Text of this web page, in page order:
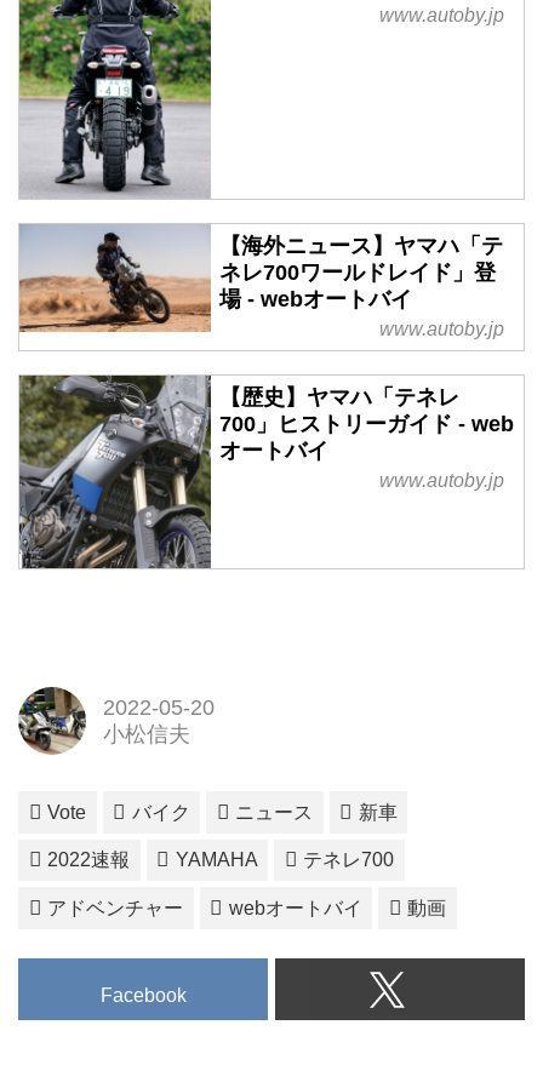
www.autoby.jp
【海外ニュース】ヤマハ「テ
ネレ700ワールドレイド」登
場 - webオートバイ
www.autoby.jp
【歴史】ヤマハ「テネレ
700」ヒストリーガイド - web
オートバイ
www.autoby.jp
2022-05-20
小松信夫
Vote バイク ニュース 新車
2022速報 YAMAHA テネレ700
アドベンチャー webオートバイ 動画
Facebook